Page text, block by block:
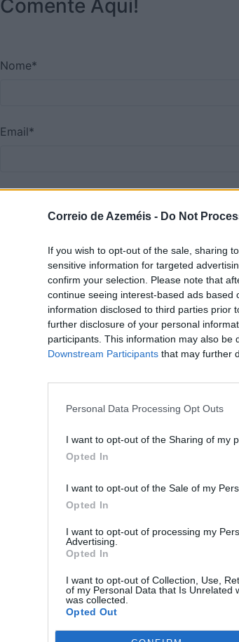
Correio de Azeméis - Do Not
If you wish to opt-out of the sale, sharing
sensitive information for targeted
confirm your selection. Please note that
continue seeing interest-based ads
information disclosed to third parties prior
further disclosure of your personal
participants. This information may also be
Downstream Participants that may further
Personal Data Processing Opt Outs
I want to opt-out of the Sharing of my
Opted In
I want to opt-out of the Sale of my
Opted In
I want to opt-out of processing my
Advertising.
Opted In
I want to opt-out of Collection, Use,
of my Personal Data that Is Unrelated
was collected.
Opted Out
Comente Aqui!
Nome*
Email*
Comentário*